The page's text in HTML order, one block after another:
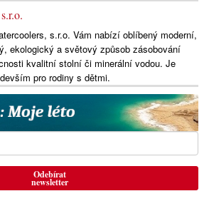
s.r.o. Vám nabízí oblíbený moderní,
ekologický a světový způsob zásobování
kvalitní stolní či minerální vodou. Je
pro rodiny s dětmi.
Odebírat
newsletter